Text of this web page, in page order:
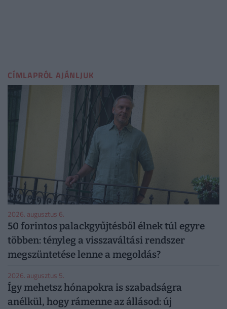
CÍMLAPRÓL AJÁNLJUK
2026. augusztus 6.
50 forintos palackgyűjtésből élnek túl egyre
többen: tényleg a visszaváltási rendszer
megszüntetése lenne a megoldás?
2026. augusztus 5.
Így mehetsz hónapokra is szabadságra
anélkül, hogy rámenne az állásod: új